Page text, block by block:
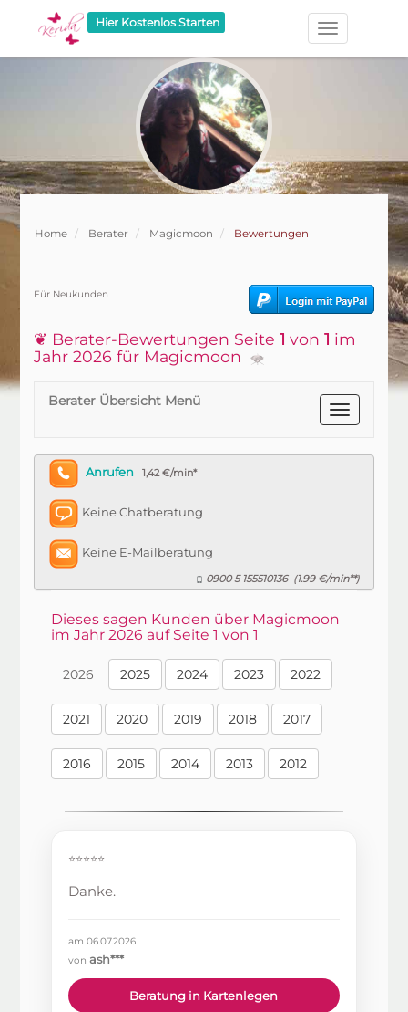
Hier Kostenlos Starten
Home Berater Magicmoon Bewertungen
Für Neukunden
❦ Berater-Bewertungen Seite1 von1 im
Jahr 2026 für Magicmoon
Berater Übersicht Menü
Anrufen 1,42 €/min*
Keine Chatberatung
Keine E-Mailberatung
0900 5 155510136(1.99 €/min**)
Dieses sagen Kunden über Magicmoon
im Jahr 2026 auf Seite 1 von 1
2026 2025 2024 2023 2022
2021 2020 2019 2018 2017
2016 2015 2014 2013 2012
⭐⭐⭐⭐⭐
Danke.
am 06.07.2026
vonash***
Beratung in Kartenlegen